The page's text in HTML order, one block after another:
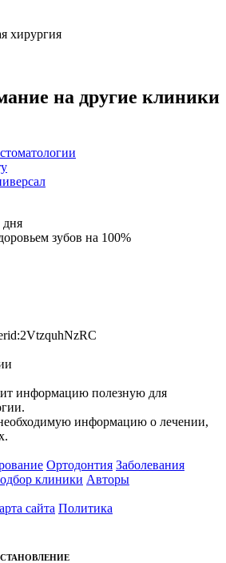
хирургия
на другие клиники
дня
зубов на 100%
информацию полезную для
информацию о лечении,
Ортодонтия Заболевания
клиники Авторы
сайта Политика